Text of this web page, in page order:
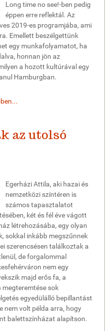
Long time no see!-ben pedig
éppen erre reflektál. Az
2019-es programjába, ami
Emellett beszélgettünk
egy munkafolyamatot, ha
honnan jön az
a hozott kultúrával egy
Hamburgban.
az utolsó
Egerházi Attila, aki hazai és
nemzetközi színtéren is
számos tapasztalatot
két és fél éve vágott
létrehozásába, egy olyan
sokkal inkább megszűnnek
szerencsésen találkoztak a
de forgalommal
nem egy
majd erős fa, a
sok
egyedülálló bepillantást
nem volt példa arra, hogy
balettszínházat alapítson.